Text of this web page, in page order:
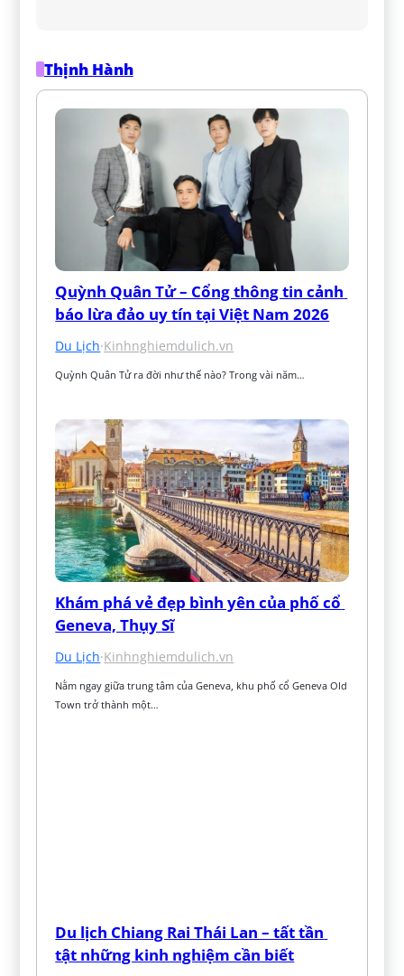
Thịnh Hành
Quỳnh Quân Tử – Cổng thông tin cảnh
báo lừa đảo uy tín tại Việt Nam 2026
Du Lịch·Kinhnghiemdulich.vn
Quỳnh Quân Tử ra đời như thế nào? Trong vài năm…
Khám phá vẻ đẹp bình yên của phố cổ
Geneva, Thụy Sĩ
Du Lịch·Kinhnghiemdulich.vn
Nằm ngay giữa trung tâm của Geneva, khu phố cổ Geneva Old
Town trở thành một…
Du lịch Chiang Rai Thái Lan – tất tần
tật những kinh nghiệm cần biết